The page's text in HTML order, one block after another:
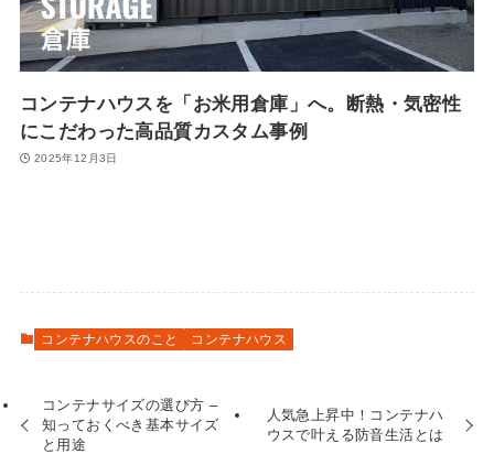
コンテナハウスを「お米用倉庫」へ。断熱・気密性
にこだわった高品質カスタム事例
2025年12月3日
コンテナハウスのこと コンテナハウス
コンテナサイズの選び方 –
知っておくべき基本サイズ
と用途
人気急上昇中！コンテナハ
ウスで叶える防音生活とは